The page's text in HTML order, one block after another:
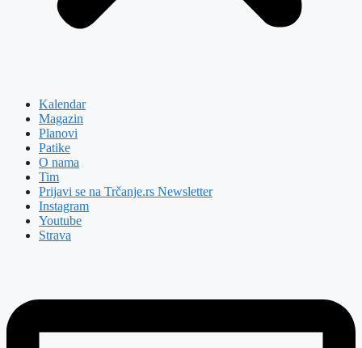
Kalendar
Magazin
Planovi
Patike
O nama
Tim
Prijavi se na Trčanje.rs Newsletter
Instagram
Youtube
Strava